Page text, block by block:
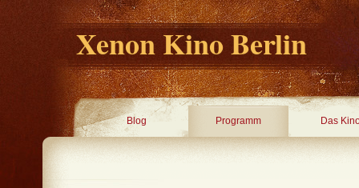
Xenon Kino Berlin
Blog Programm Das